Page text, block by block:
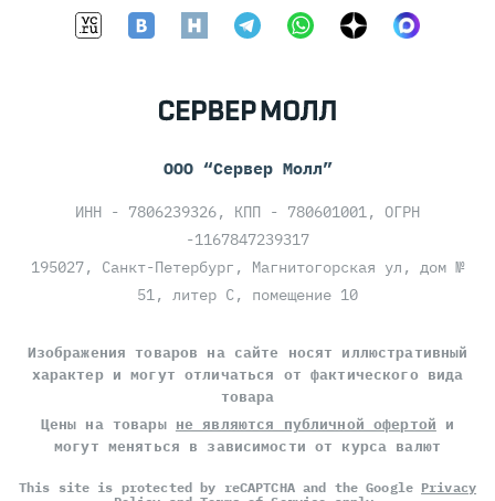
ООО “Сервер Молл”
ИНН - 7806239326, КПП - 780601001, ОГРН
-1167847239317
195027, Санкт-Петербург, Магнитогорская ул, дом №
51, литер С, помещение 10
Изображения товаров на сайте носят иллюстративный
характер и могут отличаться от фактического вида
товара
Цены на товары не являются публичной офертой и
могут меняться в зависимости от курса валют
This site is protected by reCAPTCHA and the Google Privacy